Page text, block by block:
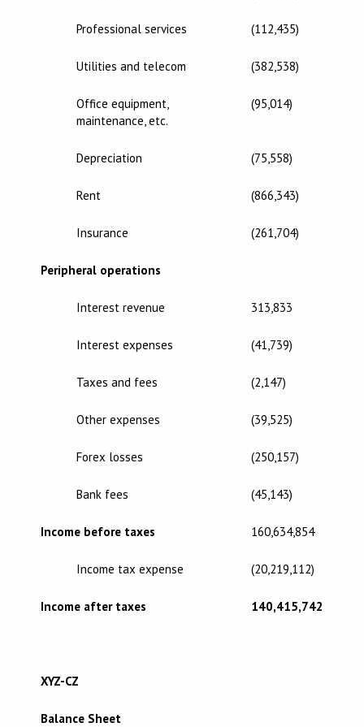
Professional services (112,435)
Utilities and telecom (382,538)
Office equipment,
maintenance, etc.
(95,014)
Depreciation (75,558)
Rent (866,343)
Insurance (261,704)
Peripheral operations
Interest revenue 313,833
Interest expenses (41,739)
Taxes and fees (2,147)
Other expenses (39,525)
Forex losses (250,157)
Bank fees (45,143)
Income before taxes 160,634,854
Income tax expense (20,219,112)
Income after taxes 140,415,742
XYZ-CZ
Balance Sheet